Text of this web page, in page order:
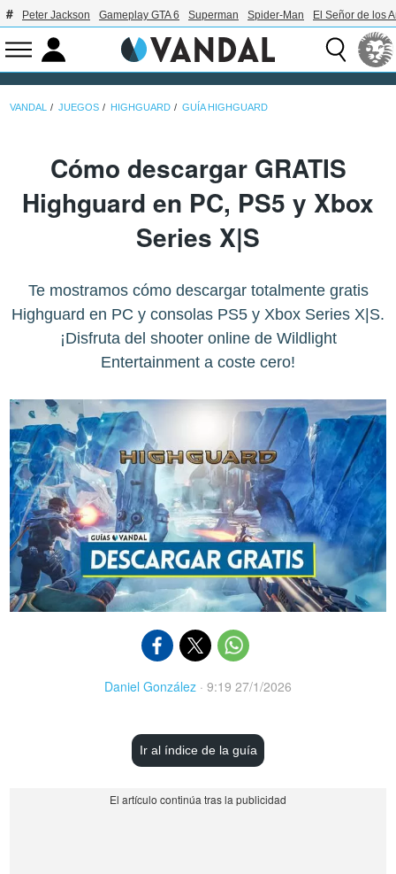
Peter Jackson Gameplay GTA 6 Superman Spider-Man El Señor de los
VANDAL JUEGOS HIGHGUARD GUÍA HIGHGUARD
Cómo descargar GRATIS
Highguard en PC, PS5 y Xbox
Series X|S
Te mostramos cómo descargar totalmente gratis
Highguard en PC y consolas PS5 y Xbox Series X|S.
¡Disfruta del shooter online de Wildlight
Entertainment a coste cero!
Daniel González · 9:19 27/1/2026
Ir al índice de la guía